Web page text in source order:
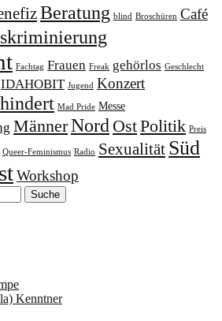
Beratung blind Broschüren Café
Fachtag Frauen Freak gehörlos Geschlecht
IDAHOBIT Jugend Konzert
Mad Pride Messe
MännerNord OstPolitik Preis
Queer-Feminismus Radio Sexualität Süd
Workshop
Kenntner